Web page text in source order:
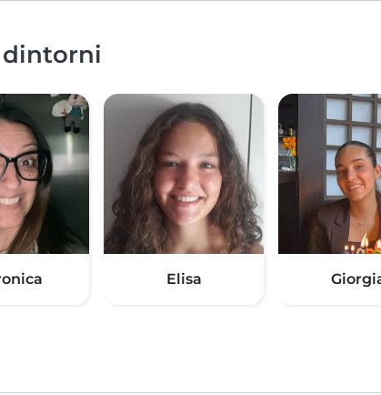
dintorni
Elisa